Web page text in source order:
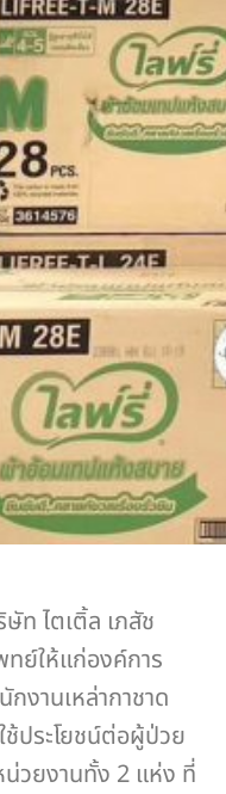
ท ไตเติ้ล เภสัช
ย์ให้แก่องค์การ
งานเหล่ากาชาด
ช้ประโยชน์ต่อผู้ป่วย
วยงานทั้ง 2 แห่ง ที่